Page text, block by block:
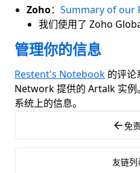
Zoho： Summary of our
我们使用了 Zoho
管理你的信息
Restent's Notebook 的评论
Network 提供的 Artalk 实例
系统上的信息。
免
友链列